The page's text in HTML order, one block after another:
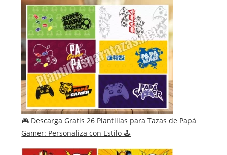
🎮 Descarga Gratis 26 Plantillas para Tazas de Papá
Gamer: Personaliza con Estilo 🕹️